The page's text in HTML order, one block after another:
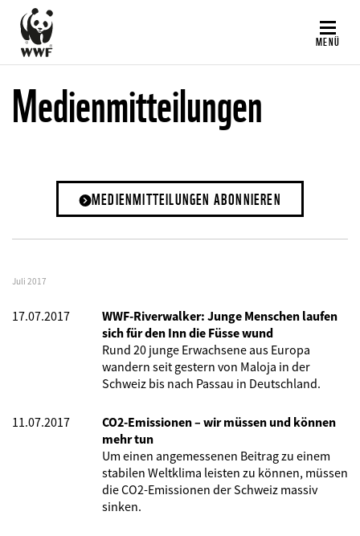
Direkt
zum
Inhalt
MENÜ
Medienmitteilungen
MEDIENMITTEILUNGEN ABONNIEREN
Juli 2017
17.07.2017
WWF-Riverwalker: Junge Menschen laufen
sich für den Inn die Füsse wund
Rund 20 junge Erwachsene aus Europa
wandern seit gestern von Maloja in der
Schweiz bis nach Passau in Deutschland.
11.07.2017
CO2-Emissionen – wir müssen und können
mehr tun
Um einen angemessenen Beitrag zu einem
stabilen Weltklima leisten zu können, müssen
die CO2-Emissionen der Schweiz massiv
sinken.